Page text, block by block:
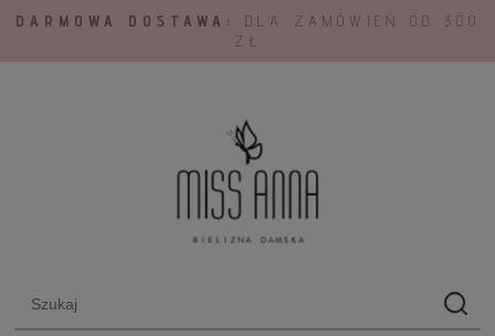
DARMOWA DOSTAWA:
DLA ZAMÓWIEŃ OD 300
ZŁ